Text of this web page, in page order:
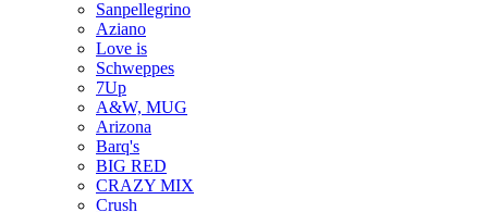
Sanpellegrino
Aziano
Love is
Schweppes
7Up
A&W, MUG
Arizona
Barq's
BIG RED
CRAZY MIX
Crush